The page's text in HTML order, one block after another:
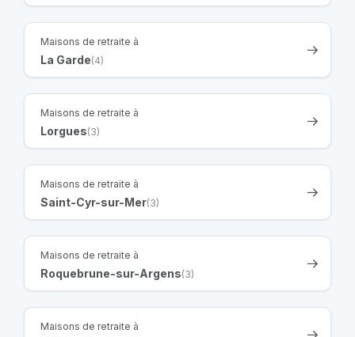
Maisons de retraite à
La Garde(4)
Maisons de retraite à
Lorgues(3)
Maisons de retraite à
Saint-Cyr-sur-Mer(3)
Maisons de retraite à
Roquebrune-sur-Argens(3)
Maisons de retraite à